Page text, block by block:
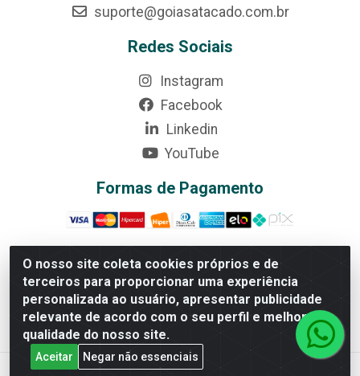
O nosso site coleta cookies próprios e de
terceiros para proporcionar uma experiência
personalizada ao usuário, apresentar publicidade
relevante de acordo com o seu perfil e melhorar a
qualidade do nosso site.
Aceitar
Negar não essenciais
suporte@goiasatacado.com.br
Redes Sociais
Instagram
Facebook
Linkedin
YouTube
Formas de Pagamento
Rede Brasil - Avenida Universitária, nº 3860, Jardim das
Américas II Etapa - Anápolis/GO - CEP 75070-415 -
CNPJ 07.728.073/0002-24